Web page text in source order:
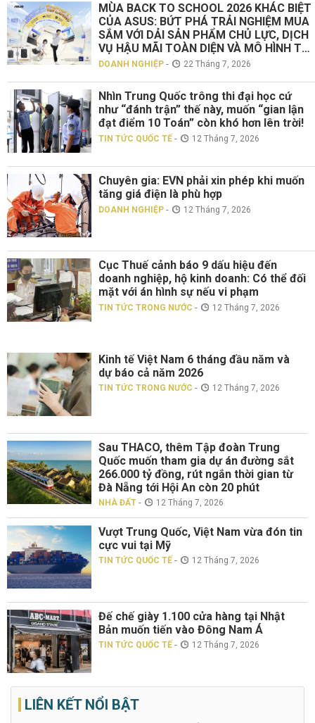
MÙA BACK TO SCHOOL 2026 KHÁC BIỆT
CỦA ASUS: BỨT PHÁ TRẢI NGHIỆM MUA
SẮM VỚI DẢI SẢN PHẨM CHỦ LỰC, DỊCH
VỤ HẬU MÃI TOÀN DIỆN VÀ MÔ HÌNH TƯ
VẤN TRỰC TIẾP “TOUCH ASUS”
DOANH NGHIỆP - 22 Tháng 7, 2026
Nhìn Trung Quốc trông thi đại học cứ
như “đánh trận” thế này, muốn “gian lận
đạt điểm 10 Toán” còn khó hơn lên trời!
TIN TỨC QUỐC TẾ - 12 Tháng 7, 2026
Chuyên gia: EVN phải xin phép khi muốn
tăng giá điện là phù hợp
DOANH NGHIỆP - 12 Tháng 7, 2026
Cục Thuế cảnh báo 9 dấu hiệu đến
doanh nghiệp, hộ kinh doanh: Có thể đối
mặt với án hình sự nếu vi phạm
TIN TỨC TRONG NƯỚC - 12 Tháng 7, 2026
Kinh tế Việt Nam 6 tháng đầu năm và
dự báo cả năm 2026
TIN TỨC TRONG NƯỚC - 12 Tháng 7, 2026
Sau THACO, thêm Tập đoàn Trung
Quốc muốn tham gia dự án đường sắt
266.000 tỷ đồng, rút ngắn thời gian từ
Đà Nẵng tới Hội An còn 20 phút
NHÀ ĐẤT - 12 Tháng 7, 2026
Vượt Trung Quốc, Việt Nam vừa đón tin
cực vui tại Mỹ
TIN TỨC QUỐC TẾ - 12 Tháng 7, 2026
Đế chế giày 1.100 cửa hàng tại Nhật
Bản muốn tiến vào Đông Nam Á
TIN TỨC QUỐC TẾ - 12 Tháng 7, 2026
LIÊN KẾT NỔI BẬT